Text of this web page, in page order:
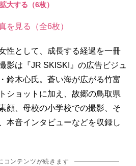
拡大する（6枚）
を見る（全6枚）
性として、成長する経過を一冊
影は『JR SKISKI』の広告ビジュ
鈴木心氏。蒼い海が広がる竹富
ショットに加え、故郷の鳥取県
顔、母校の小学校での撮影、そ
本音インタビューなどを収録し
コンテンツが続きます